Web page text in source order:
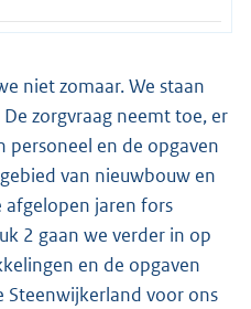
niet zomaar. We staan
zorgvraag neemt toe, er
personeel en de opgaven
van nieuwbouw en
afgelopen jaren fors
2 gaan we verder in op
en de opgaven
Steenwijkerland voor ons